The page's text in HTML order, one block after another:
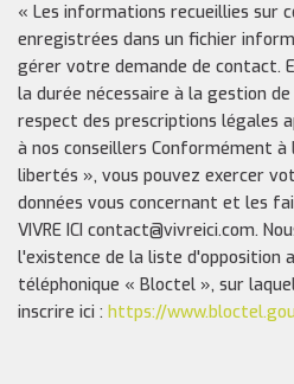
« Les informations recueillies sur
enregistrées dans un fichier
gérer votre demande de contact.
la durée nécessaire à la gestion
respect des prescriptions légales
à nos conseillers Conformément
libertés », vous pouvez exercer
données vous concernant et les
VIVRE ICI contact@vivreici.com.
l'existence de la liste d'opposition
téléphonique « Bloctel », sur
inscrire ici : https://